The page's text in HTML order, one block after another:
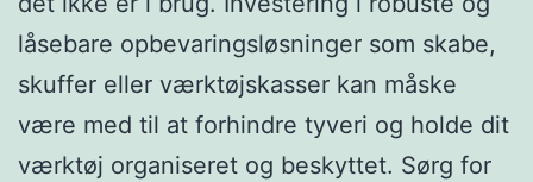
låsebare opbevaringsløsninger som skabe,
skuffer eller værktøjskasser kan måske
være med til at forhindre tyveri og holde dit
værktøj organiseret og beskyttet. Sørg for